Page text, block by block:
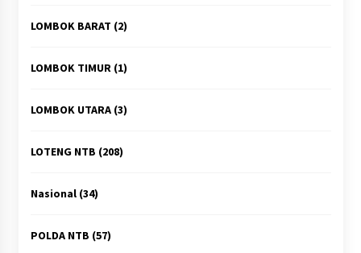
LOMBOK BARAT (2)
LOMBOK TIMUR(1)
LOMBOK UTARA(3)
LOTENG NTB (208)
Nasional(34)
POLDA NTB (57)